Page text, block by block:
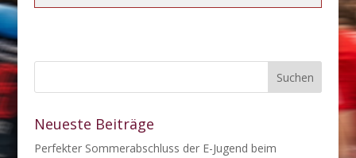
Neueste Beiträge
Perfekter Sommerabschluss der E-Jugend beim